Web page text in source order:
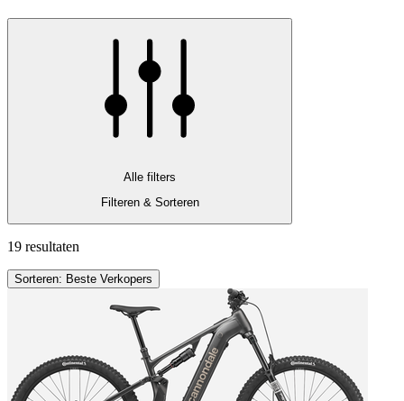
Alle filters
Filteren & Sorteren
19 resultaten
Sorteren: Beste Verkopers